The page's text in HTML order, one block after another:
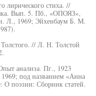
лирического стиха. //
Вып. 5. Пб., «ОПОЯЗ»,
Л., 1969; Эйхенбаум Б. М.
// Л. Н. Толстой
анализа. Пг., 1923
под названием «Анна
поэзии: Сборник статей.